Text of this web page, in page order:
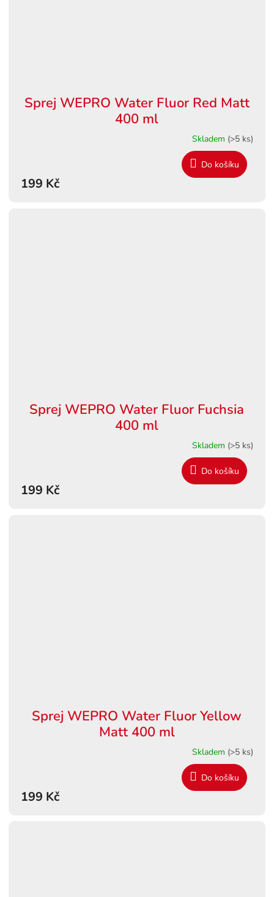
Sprej WEPRO Water Fluor Red Matt
400 ml
Skladem (>5 ks)
199 Kč
Do košíku
Sprej WEPRO Water Fluor Fuchsia
400 ml
Skladem (>5 ks)
199 Kč
Do košíku
Sprej WEPRO Water Fluor Yellow
Matt 400 ml
Skladem (>5 ks)
199 Kč
Do košíku